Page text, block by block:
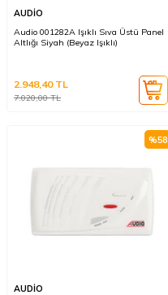
AUDİO
Audio 001282A Işıklı Sıva Üstü Panel
Altlığı Siyah (Beyaz Işıklı)
7.020,00TL
2.948,40TL
%58
AUDİO